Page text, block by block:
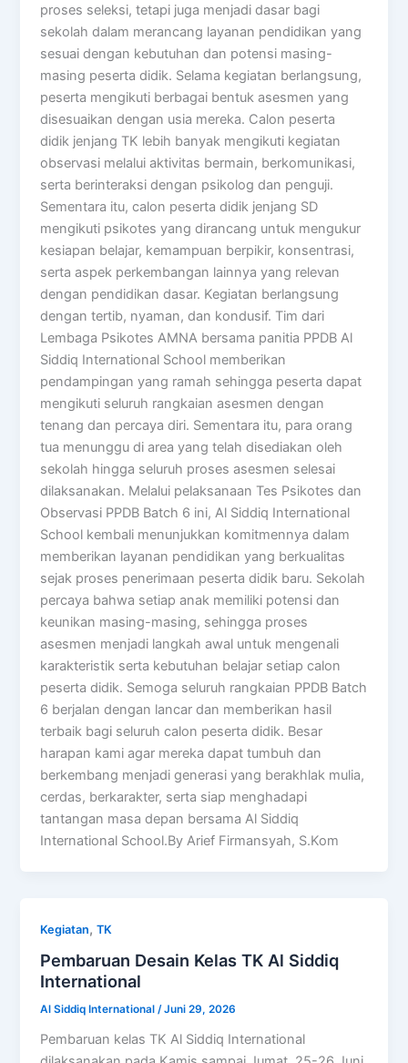
proses seleksi, tetapi juga menjadi dasar bagi
sekolah dalam merancang layanan pendidikan yang
sesuai dengan kebutuhan dan potensi masing-
masing peserta didik. Selama kegiatan berlangsung,
peserta mengikuti berbagai bentuk asesmen yang
disesuaikan dengan usia mereka. Calon peserta
didik jenjang TK lebih banyak mengikuti kegiatan
observasi melalui aktivitas bermain, berkomunikasi,
serta berinteraksi dengan psikolog dan penguji.
Sementara itu, calon peserta didik jenjang SD
mengikuti psikotes yang dirancang untuk mengukur
kesiapan belajar, kemampuan berpikir, konsentrasi,
serta aspek perkembangan lainnya yang relevan
dengan pendidikan dasar. Kegiatan berlangsung
dengan tertib, nyaman, dan kondusif. Tim dari
Lembaga Psikotes AMNA bersama panitia PPDB Al
Siddiq International School memberikan
pendampingan yang ramah sehingga peserta dapat
mengikuti seluruh rangkaian asesmen dengan
tenang dan percaya diri. Sementara itu, para orang
tua menunggu di area yang telah disediakan oleh
sekolah hingga seluruh proses asesmen selesai
dilaksanakan. Melalui pelaksanaan Tes Psikotes dan
Observasi PPDB Batch 6 ini, Al Siddiq International
School kembali menunjukkan komitmennya dalam
memberikan layanan pendidikan yang berkualitas
sejak proses penerimaan peserta didik baru. Sekolah
percaya bahwa setiap anak memiliki potensi dan
keunikan masing-masing, sehingga proses
asesmen menjadi langkah awal untuk mengenali
karakteristik serta kebutuhan belajar setiap calon
peserta didik. Semoga seluruh rangkaian PPDB Batch
6 berjalan dengan lancar dan memberikan hasil
terbaik bagi seluruh calon peserta didik. Besar
harapan kami agar mereka dapat tumbuh dan
berkembang menjadi generasi yang berakhlak mulia,
cerdas, berkarakter, serta siap menghadapi
tantangan masa depan bersama Al Siddiq
International School.By Arief Firmansyah, S.Kom
Kegiatan,TK
Pembaruan Desain Kelas TK Al Siddiq
International
Al Siddiq International/Juni 29, 2026
Pembaruan kelas TK Al Siddiq International